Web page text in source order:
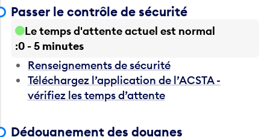
Passer le contrôle de sécurité
Le temps d'attente actuel est normal
0 - 5 minutes
Renseignements de sécurité
Téléchargez l’application de l’ACSTA -
vérifiez les temps d’attente
Dédouanement des douanes